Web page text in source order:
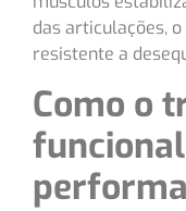
das articulações,
resistente a
Como o